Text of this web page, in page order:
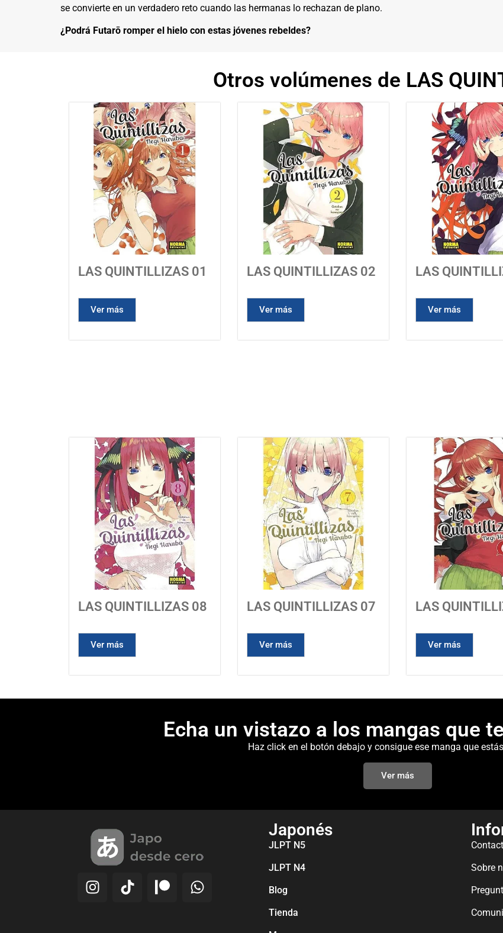
se convierte en un verdadero reto cuando las hermanas lo rechazan de plano.
¿Podrá Futarō romper el hielo con estas jóvenes rebeldes?
Otros volúmenes de LAS
LAS QUINTILLIZAS 01
Ver más
LAS QUINTILLIZAS 02
Ver más
LAS
Ver más
LAS QUINTILLIZAS 08
Ver más
LAS QUINTILLIZAS 07
Ver más
LAS
Ver más
Echa un vistazo a los mangas que
Haz click en el botón debajo y consigue ese manga que
Ver más
Japonés
JLPT N5
JLPT N4
Blog
Tienda
Sobre